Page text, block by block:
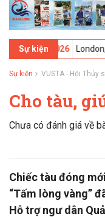
Sự kiện
London, UK - Hội
Sự kiện VUSTA - Hội Thủy
Cho tàu,
Chưa có đánh giá về
Chiếc tàu đóng
“Tấm lòng vàng”
Hỗ trợ ngư dân